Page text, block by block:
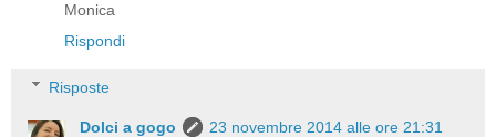
Monica
Rispondi
Risposte
Dolci a gogo
23 novembre 2014 alle ore 21:31